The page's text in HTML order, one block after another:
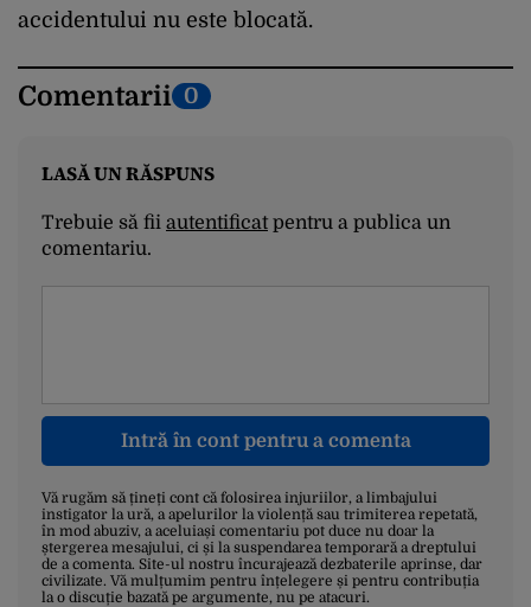
accidentului nu este blocată.
Comentarii 0
LASĂ UN RĂSPUNS
Trebuie să fii autentificatpentru a publica un
comentariu.
Intră în cont pentru a comenta
Vă rugăm să țineți cont că folosirea injuriilor, a limbajului
instigator la ură, a apelurilor la violență sau trimiterea repetată,
în mod abuziv, a aceluiași comentariu pot duce nu doar la
ștergerea mesajului, ci și la suspendarea temporară a dreptului
de a comenta. Site-ul nostru încurajează dezbaterile aprinse, dar
civilizate. Vă mulțumim pentru înțelegere și pentru contribuția
la o discuție bazată pe argumente, nu pe atacuri.